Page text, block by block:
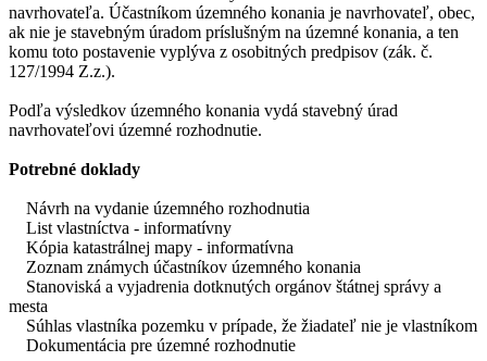
navrhovateľa. Účastníkom územného konania je navrhovateľ, obec,
ak nie je stavebným úradom príslušným na územné konania, a ten
komu toto postavenie vyplýva z osobitných predpisov (zák. č.
127/1994 Z.z.).
Podľa výsledkov územného konania vydá stavebný úrad
navrhovateľovi územné rozhodnutie.
Potrebné doklady
Návrh na vydanie územného rozhodnutia
List vlastníctva - informatívny
Kópia katastrálnej mapy - informatívna
Zoznam známych účastníkov územného konania
Stanoviská a vyjadrenia dotknutých orgánov štátnej správy a
mesta
Súhlas vlastníka pozemku v prípade, že žiadateľ nie je vlastníkom
Dokumentácia pre územné rozhodnutie